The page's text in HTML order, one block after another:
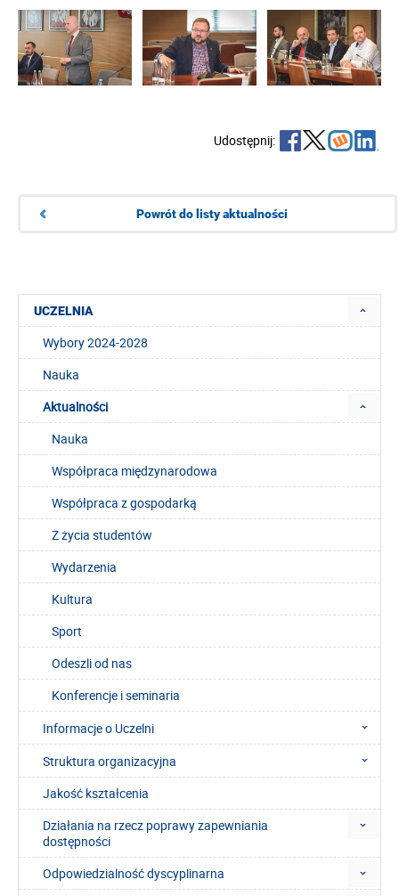
Udostępnij:
Powrót do listy aktualności
UCZELNIA
Wybory 2024-2028
Nauka
Aktualności
Nauka
Współpraca międzynarodowa
Współpraca z gospodarką
Z życia studentów
Wydarzenia
Kultura
Sport
Odeszli od nas
Konferencje i seminaria
Informacje o Uczelni
Struktura organizacyjna
Jakość kształcenia
Działania na rzecz poprawy zapewniania
dostępności
Odpowiedzialność dyscyplinarna